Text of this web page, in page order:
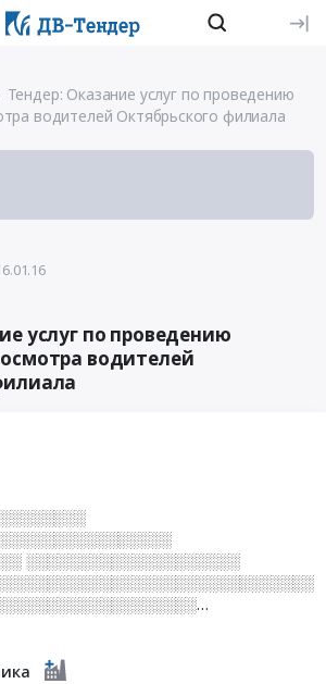
Тендер: Оказание услуг по проведению
водителей Октябрьского филиала
услуг по проведению
водителей
░░░░░░░░░░░░░░░░░░░░
░░░░░░
░░░░░░░░░░░░░░░░░░ ░░░░